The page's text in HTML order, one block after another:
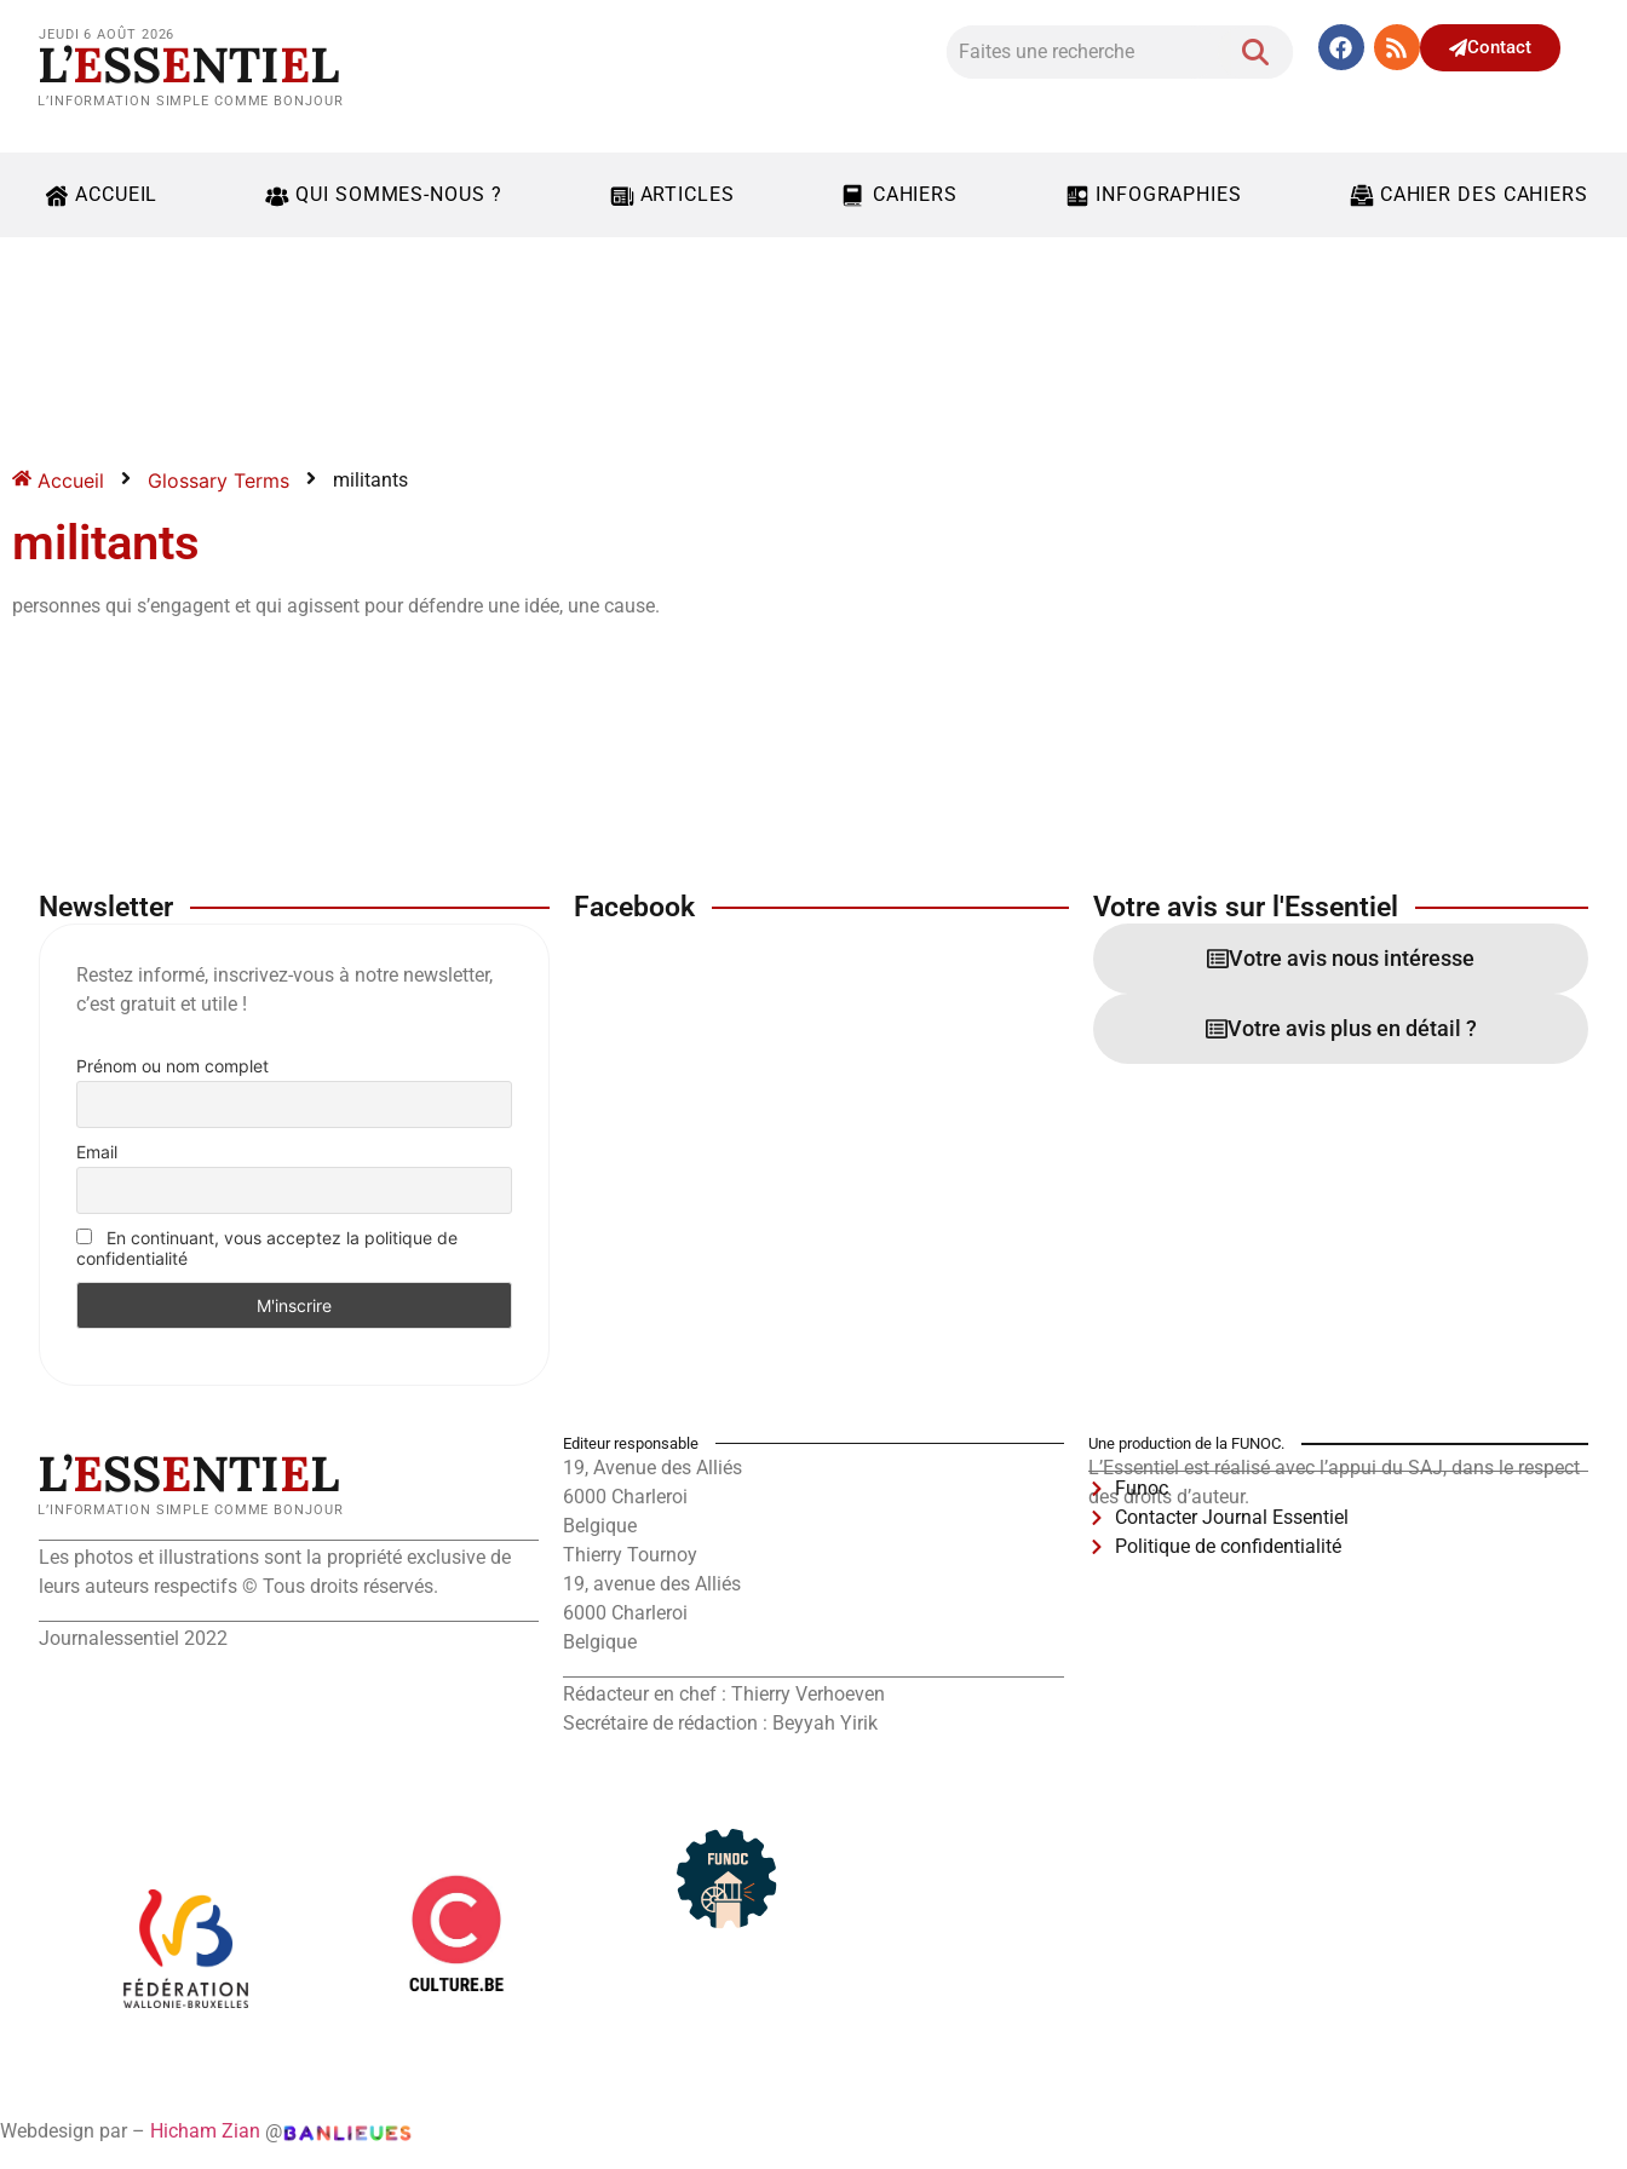
JEUDI 6 AOÛT 2026
L’ESSENTIEL
L’INFORMATION SIMPLE COMME BONJOUR
Contact
ACCUEIL QUI SOMMES-NOUS ? ARTICLES CAHIERS INFOGRAPHIES CAHIER DES CAHIERS
Accueil Glossary Terms militants
militants
personnes qui s’engagent et qui agissent pour défendre une idée, une cause.
Newsletter
Restez informé, inscrivez-vous à notre newsletter,
c’est gratuit et utile !
Prénom ou nom complet
Email
En continuant, vous acceptez la politique de
confidentialité
Facebook Votre avis sur l'Essentiel
Votre avis nous intéresse
Votre avis plus en détail ?
L’ESSENTIEL
L’INFORMATION SIMPLE COMME BONJOUR
Les photos et illustrations sont la propriété exclusive de
leurs auteurs respectifs © Tous droits réservés.
Journalessentiel 2022
Editeur responsable
19, Avenue des Alliés
6000 Charleroi
Belgique
Thierry Tournoy
19, avenue des Alliés
6000 Charleroi
Belgique
Rédacteur en chef : Thierry Verhoeven
Secrétaire de rédaction : Beyyah Yirik
Une production de la FUNOC.
L’Essentiel est réalisé avec l’appui du SAJ, dans le respect
des droits d’auteur.
Funoc
Contacter Journal Essentiel
Politique de confidentialité
Webdesign par – Hicham Zian @